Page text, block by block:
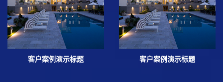
客户案例演示标题 客户案例演示标题